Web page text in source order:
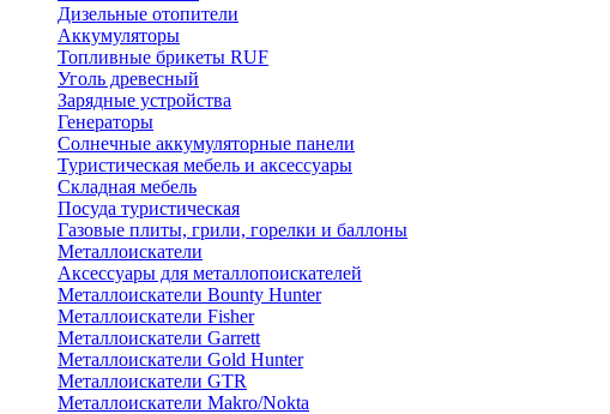
Дизельные отопители
Аккумуляторы
Топливные брикеты RUF
Уголь древесный
Зарядные устройства
Генераторы
Солнечные аккумуляторные панели
Туристическая мебель и аксессуары
Складная мебель
Посуда туристическая
Газовые плиты, грили, горелки и баллоны
Металлоискатели
Аксессуары для металлопоискателей
Металлоискатели Bounty Hunter
Металлоискатели Fisher
Металлоискатели Garrett
Металлоискатели Gold Hunter
Металлоискатели GTR
Металлоискатели Makro/Nokta